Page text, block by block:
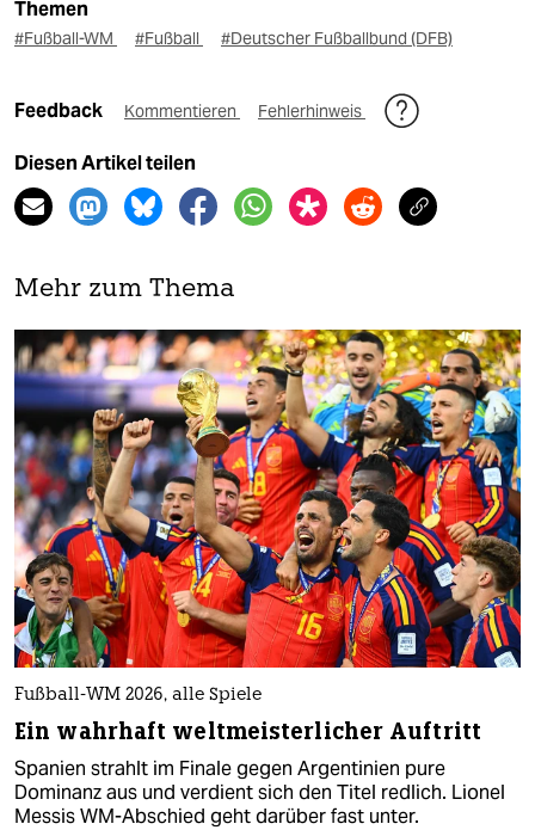
Themen
#Fußball-WM #Fußball #Deutscher Fußballbund (DFB)
Feedback Kommentieren Fehlerhinweis
Diesen Artikel teilen
Mehr zum Thema
Fußball-WM 2026, alle Spiele
Ein wahrhaft weltmeisterlicher Auftritt
Spanien strahlt im Finale gegen Argentinien pure
Dominanz aus und verdient sich den Titel redlich. Lionel
Messis WM-Abschied geht darüber fast unter.